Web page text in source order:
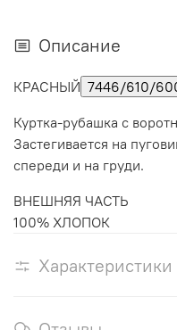
Описание
КРАСНЫЙ 7446/610/
Куртка-рубашка с
Застегивается на
спереди и на груди.
ВНЕШНЯЯ ЧАСТЬ
100% ХЛОПОК
Характеристики